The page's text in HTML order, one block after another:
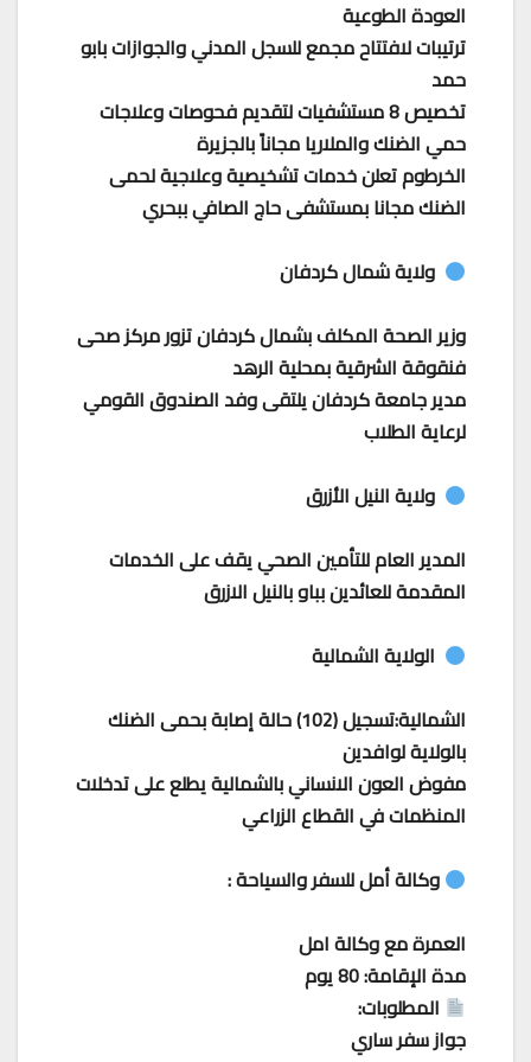
العودة الطوعية
ترتيبات لافتتاح مجمع للسجل المدني والجوازات بابو
حمد
تخصيص 8 مستشفيات لتقديم فحوصات وعلاجات
حمي الضنك والملاريا مجاناً بالجزيرة
الخرطوم تعلن خدمات تشخيصية وعلاجية لحمى
الضنك مجانا بمستشفى حاج الصافي ببحري
ولاية شمال كردفان
وزير الصحة المكلف بشمال كردفان تزور مركز صحى
فنقوقة الشرقية بمحلية الرهد
مدير جامعة كردفان يلتقى وفد الصندوق القومي
لرعاية الطلاب
ولاية النيل الأزرق
المدير العام للتأمين الصحي يقف على الخدمات
المقدمة للعائدين بباو بالنيل الازرق
الولاية الشمالية
الشمالية:تسجيل (102) حالة إصابة بحمى الضنك
بالولاية لوافدين
مفوض العون الانساني بالشمالية يطلع على تدخلات
المنظمات في القطاع الزراعي
وكالة أمل للسفر والسياحة :
العمرة مع وكالة امل
مدة الإقامة: 80 يوم
المطلوبات:
جواز سفر ساري